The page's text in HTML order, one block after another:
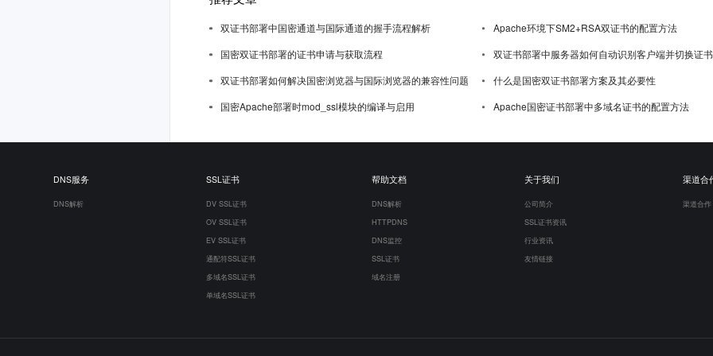
双证书部署中国密通道与国际通道的握手流程解析
Apache环境下SM2+RSA双证书的配置方法
国密双证书部署的证书申请与获取流程
双证书部署中服务器如何自动识别客户端并切换证书
双证书部署如何解决国密浏览器与国际浏览器的兼容性问题
什么是国密双证书部署方案及其必要性
国密Apache部署时mod_ssl模块的编译与启用
Apache国密证书部署中多域名证书的配置方法
DNS服务
DNS解析
SSL证书
DV SSL证书
OV SSL证书
EV SSL证书
通配符SSL证书
多域名SSL证书
单域名SSL证书
帮助文档
DNS解析
HTTPDNS
DNS监控
SSL证书
域名注册
关于我们
公司简介
SSL证书资讯
行业资讯
友情链接
渠道合
渠道合作